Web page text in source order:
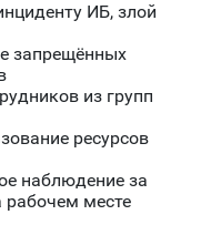
ИБ, злой
запрещённых
из групп
ресурсов
наблюдение за
рабочем месте